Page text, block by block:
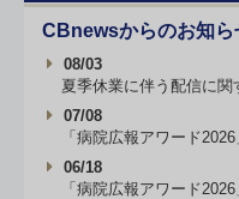
CBnewsからのお知ら
08/03
夏季休業に伴う配信に関
07/08
「病院広報アワード
06/18
「病院広報アワード